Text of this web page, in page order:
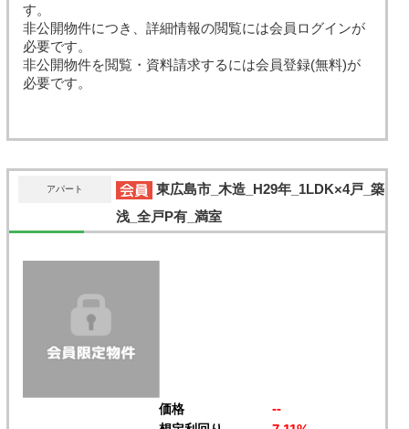
す。
非公開物件につき、詳細情報の閲覧には会員ログインが
必要です。
非公開物件を閲覧・資料請求するには会員登録(無料)が
必要です。
アパート
東広島市_木造_H29年_1LDK×4戸_築
浅_全戸P有_満室
価格 --